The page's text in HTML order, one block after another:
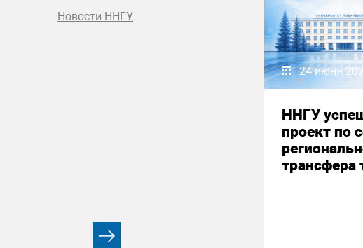
Новости ННГУ
24 июня
ННГУ
проект по
трансфера